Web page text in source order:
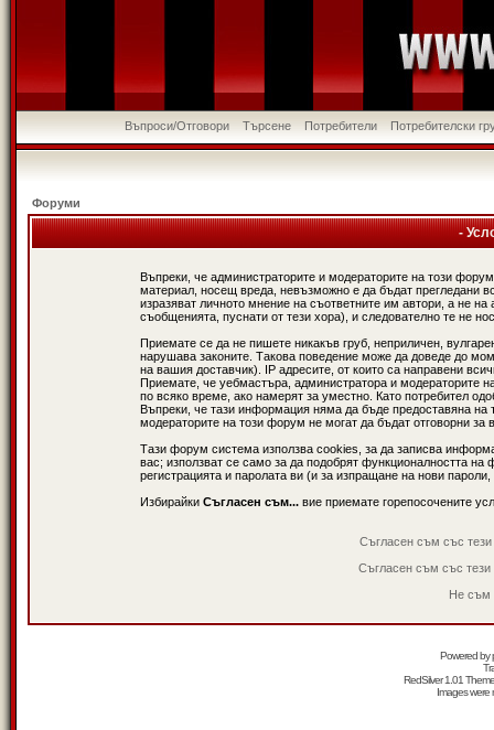
Въпроси/Отговори Търсене Потребители Потребителски
Форуми
-
Въпреки, че администраторите и модераторите на този
материал, носещ вреда, невъзможно е да бъдат прегледани
изразяват личното мнение на съответните им автори, а не
съобщенията, пуснати от тези хора), и следователно те не
Приемате се да не пишете никакъв груб, неприличен,
нарушава законите. Такова поведение може да доведе до
на вашия доставчик). IP адресите, от които са направени
Приемате, че уебмастъра, администратора и модераторите
по всяко време, ако намерят за уместно. Като потребител
Въпреки, че тази информация няма да бъде предоставяна
модераторите на този форум не могат да бъдат отговорни за
Тази форум система използва cookies, за да записва
вас; използват се само за да подобрят функционалността
регистрацията и паролата ви (и за изпращане на нови
Избирайки Съгласен съм... вие приемате горепосочените
Съгласен съм със
Съгласен съм със
Не съм
Powered by
RedSilver 1.01
Images were